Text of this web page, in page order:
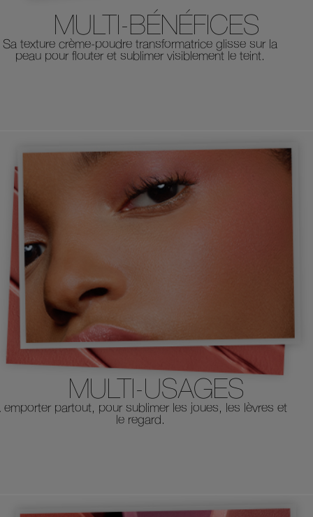
MULTI-BÉNÉFICES
Sa texture crème-poudre transformatrice glisse sur la
peau pour flouter et sublimer visiblement le teint.
MULTI-USAGES
emporter partout, pour sublimer les joues, les lèvres et
le regard.